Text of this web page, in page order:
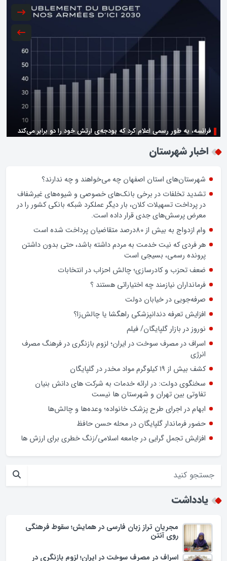
فرانسه، به طور رسمی اعلام کرد که بودجه‌ی ارتش خود را دو برابر می‌کند
زن اگر خوب باشه یه زندگی حالش خوبه/روز زن مبارک
اخبار شهرستان
شهرستان‌های استان اصفهان چه می‌خواهند و چه ندارند؟
تشدید تخلفات در برخی بانک‌های خصوصی و شیوه‌های غیرشفاف
در پرداخت تسهیلات کلان، بار دیگر عملکرد شبکه بانکی کشور را در
معرض پرسش‌های جدی قرار داده است.
وام ازدواج به بیش از 80درصد متقاضیان پرداخت شده است
هر فردی که نیت خدمت به مردم داشته باشد، حتی بدون داشتن
پرونده رسمی، بسیجی است
ضعف تحزب و کادرسازی؛ چالش احزاب در انتخابات
فرمانداران نیازمند چه اختیاراتی هستند ؟
صرفه‌جویی در خیابان دولت
افزایش تعرفه دندانپزشکی راهگشا یا چالش‌زا؟
نوروز در بازار گلپایگان/ فیلم
اسراف در مصرف سوخت در ایران؛ لزوم بازنگری در فرهنگ مصرف
انرژی
کشف بیش از ۱۹ کیلوگرم مواد مخدر در گلپایگان
سخنگوی دولت: در ارائه خدمات به شرکت های دانش بنیان
تفاوتی بین تهران و شهرستان ها نیست
افزایش تجمل گرایی در جامعه اسلامی/زنگ خطری برای ارزش ها
یادداشت